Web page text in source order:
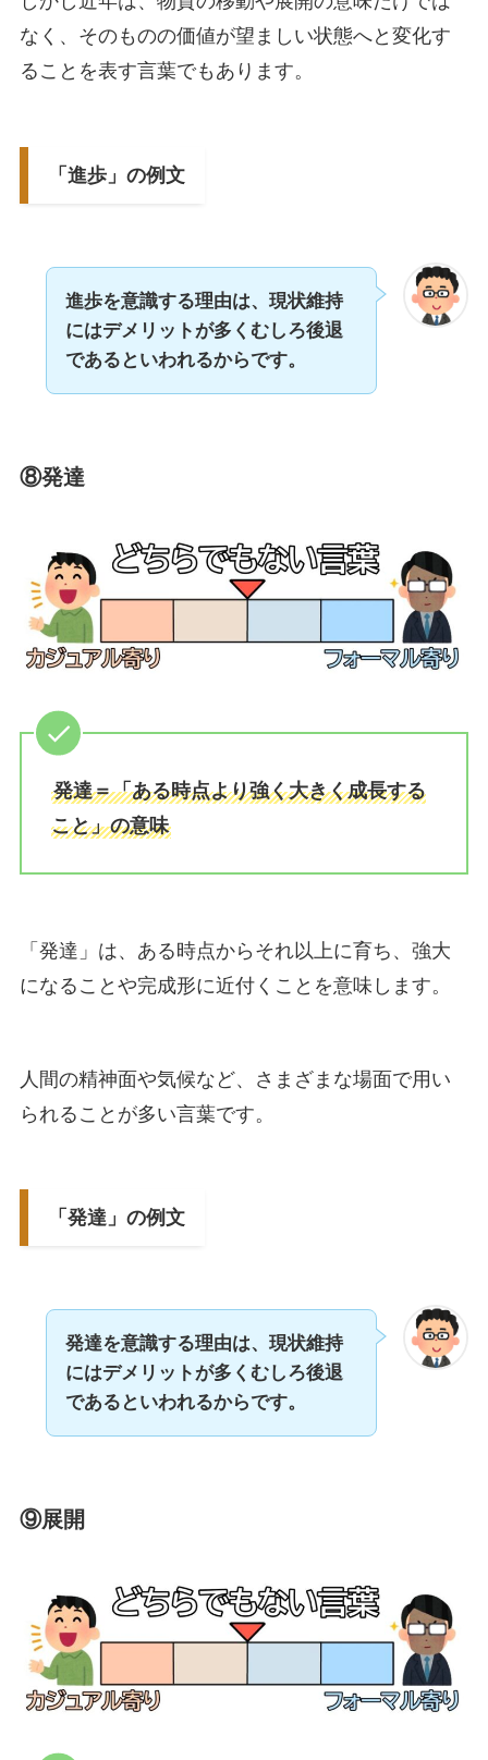
なく、そのものの価値が望ましい状態へと変化す
ることを表す言葉でもあります。
「進歩」の例文
進歩を意識する理由は、現状維持
にはデメリットが多くむしろ後退
であるといわれるからです。
⑧発達
発達＝「ある時点より強く大きく成長する
こと」の意味
「発達」は、ある時点からそれ以上に育ち、強大
になることや完成形に近付くことを意味します。
人間の精神面や気候など、さまざまな場面で用い
られることが多い言葉です。
「発達」の例文
発達を意識する理由は、現状維持
にはデメリットが多くむしろ後退
であるといわれるからです。
⑨展開